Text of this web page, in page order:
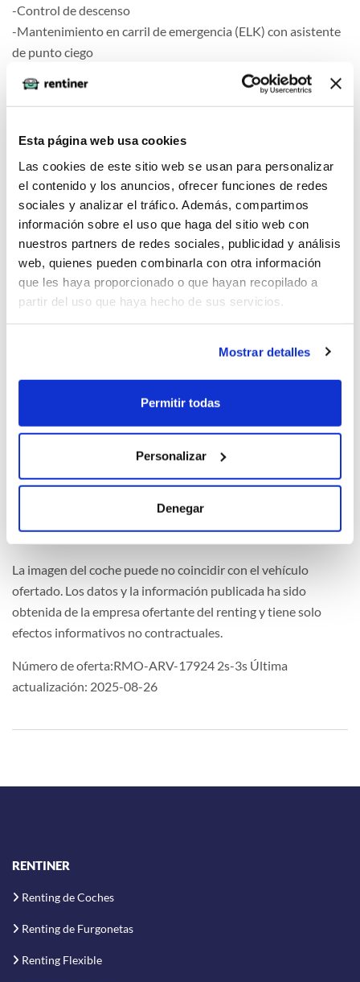
Esta página web usa cookies
Las cookies de este sitio web se usan para personalizar
el contenido y los anuncios, ofrecer funciones de redes
sociales y analizar el tráfico. Además, compartimos
información sobre el uso que haga del sitio web con
nuestros partners de redes sociales, publicidad y análisis
web, quienes pueden combinarla con otra información
que les haya proporcionado o que hayan recopilado a
partir del uso que haya hecho de sus servicios.
Mostrar detalles
Permitir todas
Personalizar
Denegar
-Control de descenso
-Mantenimiento en carril de emergencia (ELK) con asistente
de punto ciego
-Función de ayuda al salir del habitáculo (BSM con DSF)
-eCall con GPS
-Asistente en intersecciones
-Control Cinemático de Posición (KPC)
Comfort
Seguridad
Extras
La imagen del coche puede no coincidir con el vehículo
ofertado. Los datos y la información publicada ha sido
obtenida de la empresa ofertante del renting y tiene solo
efectos informativos no contractuales.
Número de oferta:RMO-ARV-17924 2s-3s Última
actualización: 2025-08-26
RENTINER
Renting de Coches
Renting de Furgonetas
Renting Flexible